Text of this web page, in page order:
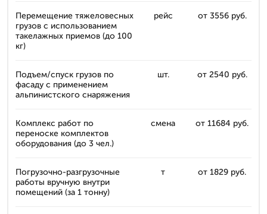
Перемещение тяжеловесных
грузов с использованием
такелажных приемов (до 100
кг)
рейс от 3556 руб.
Подъем/спуск грузов по
фасаду с применением
альпинистского снаряжения
шт. от 2540 руб.
Комплекс работ по
переноске комплектов
оборудования (до 3 чел.)
смена от 11684 руб.
Погрузочно-разгрузочные
работы вручную внутри
помещений (за 1 тонну)
т от 1829 руб.